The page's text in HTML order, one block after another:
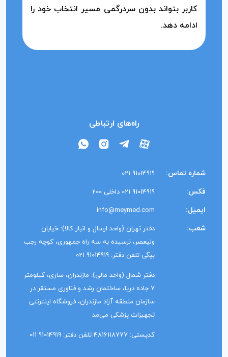
کاربر بتواند بدون سردرگمی مسیر انتخاب خود را
ادامه دهد.
راه‌های ارتباطی
شماره تماس: 91014919 021
فکس: 91014919 021 داخلی 200
ایمیل: info@meymed.com
شعب:
دفتر تهران (واحد ارسال و انبار کالا): خیابان
ولیعصر، نرسیده به سه راه جمهوری، کوچه رجب
بیگی تلفن دفتر: 91014919 021
دفتر شمال (واحد مالی): مازندران، ساری، کیلومتر
7 جاده دریا، ساختمان رشد و فناوری مستقر در
سازمان منطقه آزاد مازندران، فروشگاه اینترنتی
تجهیزات پزشکی می‌مد
کدپستی: 4816118777 تلفن دفتر: 91014919 011